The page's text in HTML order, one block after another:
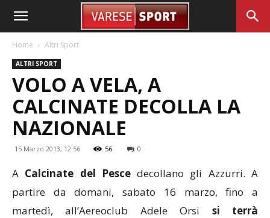
Home Altri Sport
ALTRI SPORT
VOLO A VELA, A
CALCINATE DECOLLA LA
NAZIONALE
15 Marzo 2013, 12:56 56 0
A Calcinate del Pescedecollano gli Azzurri. A
partire da domani, sabato 16 marzo, fino a
martedì, all’Aereoclub Adele Orsi si terrà